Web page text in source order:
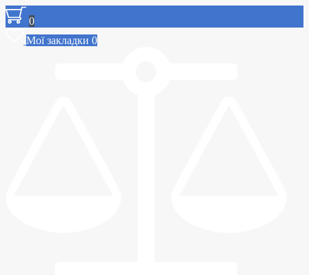
0
Мої закладки 0